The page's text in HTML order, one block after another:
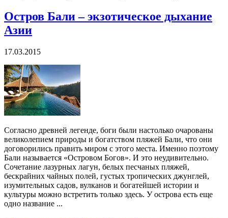
Остров Бали – экзотическое дыхание
Азии
17.03.2015
Согласно древней легенде, боги были настолько очарованы
великолепием природы и богатством пляжей Бали, что они
договорились править миром с этого места. Именно поэтому
Бали называется «Островом Богов». И это неудивительно.
Сочетание лазурных лагун, белых песчаных пляжей,
бескрайних чайных полей, густых тропических джунглей,
изумительных садов, вулканов и богатейшей истории и
культуры можно встретить только здесь. У острова есть еще
одно название ...